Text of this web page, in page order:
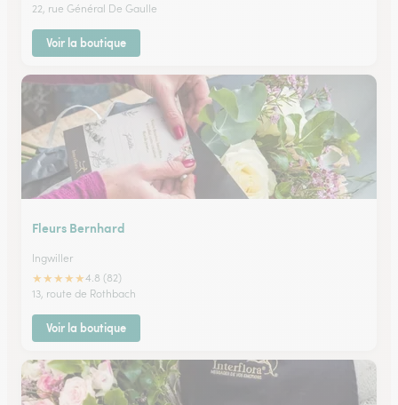
22, rue Général De Gaulle
Voir la boutique
Fleurs Bernhard
Ingwiller
★★★★★4.8 (82)
13, route de Rothbach
Voir la boutique